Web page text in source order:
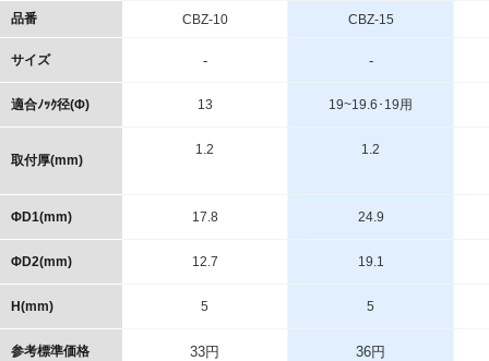
品番
サイズ
適合ﾉｯｸ径(Φ)
取付厚(mm)
ΦD1(mm)
ΦD2(mm)
H(mm)
参考標準価格
CBZ-10
-
13
1.2
17.8
12.7
5
33円
CBZ-15
-
19~19.6･19用
1.2
24.9
19.1
5
36円